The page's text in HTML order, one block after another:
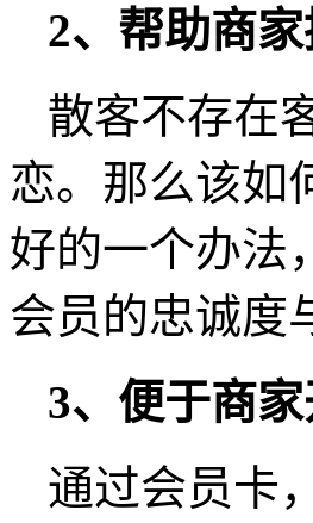
2、帮助商
散客不存在
恋。那么该如
好的一个办法
会员的忠诚度
3、便于商
通过会员卡